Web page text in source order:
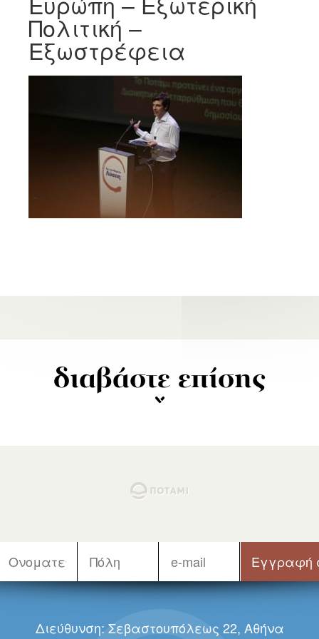
Πολιτική –
Εξωστρέφεια
διαβάστε επίσης
Διεύθυνση: Σεβαστουπόλεως 22, Αθήνα